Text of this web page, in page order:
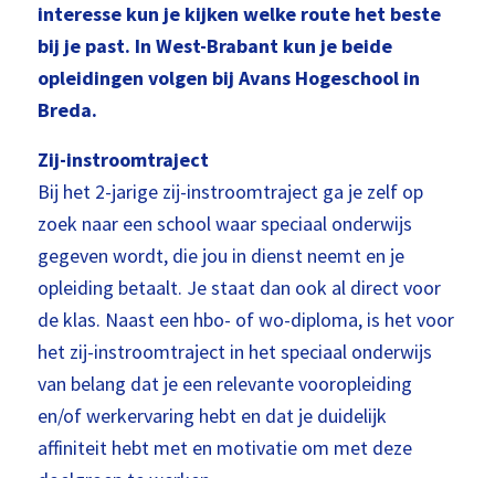
interesse kun je kijken welke route het beste
bij je past. In West-Brabant kun je beide
opleidingen volgen bij Avans Hogeschool in
Breda.
Zij-instroomtraject
Bij het 2-jarige zij-instroomtraject ga je zelf op
zoek naar een school waar speciaal onderwijs
gegeven wordt, die jou in dienst neemt en je
opleiding betaalt. Je staat dan ook al direct voor
de klas. Naast een hbo- of wo-diploma, is het voor
het zij-instroomtraject in het speciaal onderwijs
van belang dat je een relevante vooropleiding
en/of werkervaring hebt en dat je duidelijk
affiniteit hebt met en motivatie om met deze